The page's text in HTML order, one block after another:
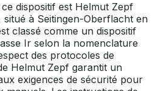
dispositif est Helmut Zepf
situé à Seitingen-Oberflacht en
classé comme un dispositif
Ir selon la nomenclature
des protocoles de
Helmut Zepf garantit un
exigences de sécurité pour